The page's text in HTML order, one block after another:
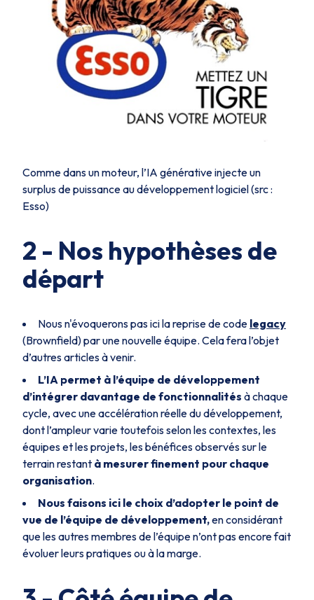
Comme dans un moteur, l’IA générative injecte un
surplus de puissance au développement logiciel (src :
Esso)
2 - Nos hypothèses de
départ
Nous n'évoquerons pas ici la reprise de code legacy
(Brownfield) par une nouvelle équipe. Cela fera l’objet
d’autres articles à venir.
L’IA permet à l’équipe de développement
d’intégrer davantage de fonctionnalités à chaque
cycle, avec une accélération réelle du développement,
dont l’ampleur varie toutefois selon les contextes, les
équipes et les projets, les bénéfices observés sur le
terrain restant à mesurer finement pour chaque
organisation.
Nous faisons ici le choix d’adopter le point de
vue de l’équipe de développement,en considérant
que les autres membres de l’équipe n’ont pas encore fait
évoluer leurs pratiques ou à la marge.